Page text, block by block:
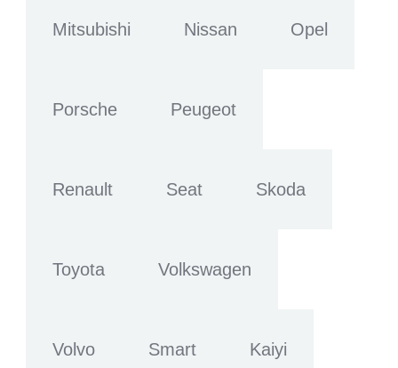
Mitsubishi Nissan Opel
Porsche Peugeot
Renault Seat Skoda
Toyota Volkswagen
Volvo Smart Kaiyi